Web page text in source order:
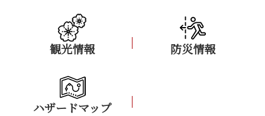
観光情報 防災情報
ハザードマップ